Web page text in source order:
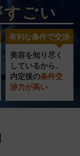
充実の
転職サポート
ごい
有利な条件で交渉
美容を知り尽く
しているから、
内定後の条件交
渉力が高い